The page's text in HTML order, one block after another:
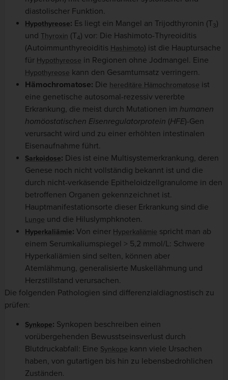
diastolischer Funktion.
Hypothyreose: Es liegt ein Mangel an Trijodthyronin (T3)
und Thyroxin (T4) vor: Die Hashimoto-Thyreoiditis
(Autoimmunthyreoiditis Hashimoto) ist die Hauptursache
für Hypothyreose in Regionen ohne Jodmangel. Eine
Hypothyreose kann den Gesamtumsatz verringern.
Hämochromatose: Die hereditäre Hämochromatose ist
eine genetische autosomal-rezessiv vererbte
Erkrankung, die meist durch Mutationen im humanen
homöostatischen Eisenregulatorprotein (HFE)-Gen
verursacht wird und zu einer erhöhten intestinalen
Eisenaufnahme führt.
Sarkoidose: Dies ist eine Multisystemerkrankung, deren
Genese noch nicht vollständig bekannt ist und die
durch nicht-verkäsende Epitheloidzellgranulome in den
betroffenen Organen gekennzeichnet ist.
Hauptmanifestationsorte dieser Erkrankung sind die
Lunge und die Hiluslymphknoten.
Hyperkaliämie: Von einer Hyperkaliämie spricht man ab
einem Serumkaliumspiegel > 5,2 mmol/L: Schwere
Hyperkaliämien sind selten, können aber
Atemlähmung, generalisierte Muskellähmung und
Herzstillstand verursachen.
Die folgenden Pathologien sind differenzialdiagnostisch zu
prüfen:
Synkope: Synkopen beschreiben einen
vorübergehenden Bewusstseinsverlust durch
Blutdruckabfall: Eine Synkope kann viele Ursachen
haben, von gutartigen bis hin zu lebensbedrohlichen
Zuständen.